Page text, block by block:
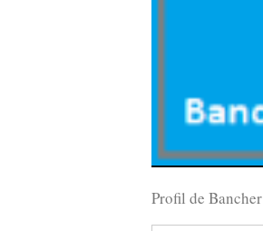
Profil de Bancher